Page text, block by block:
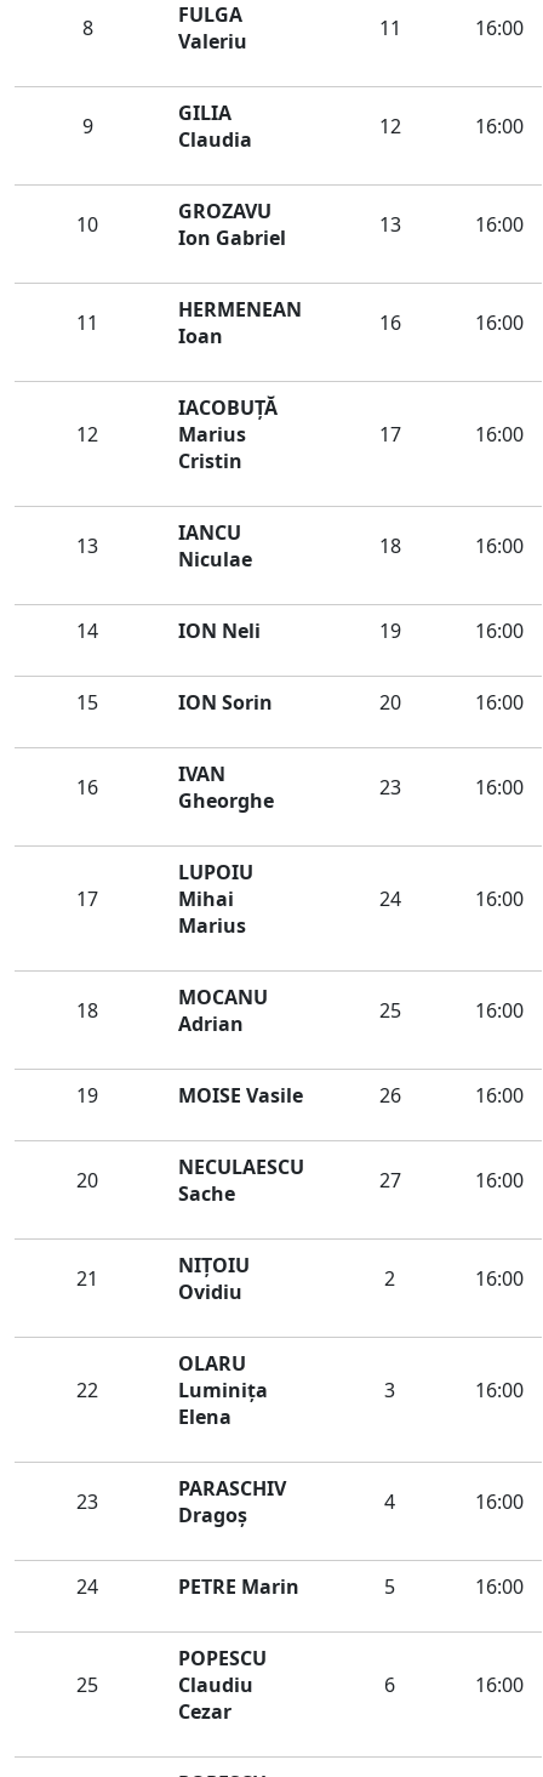
8
FULGA
Valeriu
11 16:00
9
GILIA
Claudia
12 16:00
10
GROZAVU
Ion Gabriel
13 16:00
11
HERMENEAN
Ioan
16 16:00
12
IACOBUȚĂ
Marius
Cristin
17 16:00
13
IANCU
Niculae
18 16:00
14 ION Neli 19 16:00
15 ION Sorin 20 16:00
16
IVAN
Gheorghe
23 16:00
17
LUPOIU
Mihai
Marius
24 16:00
18
MOCANU
Adrian
25 16:00
19 MOISE Vasile 26 16:00
20
NECULAESCU
Sache
27 16:00
21
NIȚOIU
Ovidiu
2 16:00
22
OLARU
Luminiţa
Elena
3 16:00
23
PARASCHIV
Dragoș
4 16:00
24 PETRE Marin 5 16:00
25
POPESCU
Claudiu
Cezar
6 16:00